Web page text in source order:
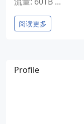
阅读更多
Profile